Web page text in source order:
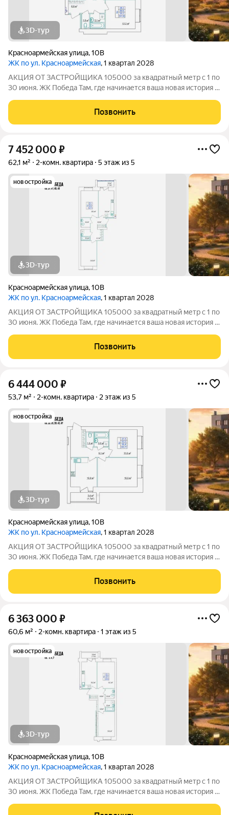
3D-тур
Красноармейская улица,10В
ЖК по ул. Красноармейская, 1 квартал 2028
АКЦИЯ ОТ ЗАСТРОЙЩИКА 105000 за квадратный метр с 1 по
30 июня. ЖК Победа Там, где начинается ваша новая история 1.
современный 5-этажный кирпичный дом на 49 квартир,
созданный в формате уютного
Позвонить
7 452 000 ₽
62,1 м² 2-комн. квартира 5 этаж из 5
новостройка
3D-тур
Красноармейская улица,10В
ЖК по ул. Красноармейская, 1 квартал 2028
АКЦИЯ ОТ ЗАСТРОЙЩИКА 105000 за квадратный метр с 1 по
30 июня. ЖК Победа Там, где начинается ваша новая история 1.
современный 5-этажный кирпичный дом на 49 квартир,
созданный в формате уютного
Позвонить
6 444 000 ₽
53,7 м² 2-комн. квартира 2 этаж из 5
новостройка
3D-тур
Красноармейская улица,10В
ЖК по ул. Красноармейская, 1 квартал 2028
АКЦИЯ ОТ ЗАСТРОЙЩИКА 105000 за квадратный метр с 1 по
30 июня. ЖК Победа Там, где начинается ваша новая история 1.
современный 5-этажный кирпичный дом на 49 квартир,
созданный в формате уютного
Позвонить
6 363 000 ₽
60,6 м² 2-комн. квартира 1 этаж из 5
новостройка
3D-тур
Красноармейская улица,10В
ЖК по ул. Красноармейская, 1 квартал 2028
АКЦИЯ ОТ ЗАСТРОЙЩИКА 105000 за квадратный метр с 1 по
30 июня. ЖК Победа Там, где начинается ваша новая история 1.
современный 5-этажный кирпичный дом на 49 квартир,